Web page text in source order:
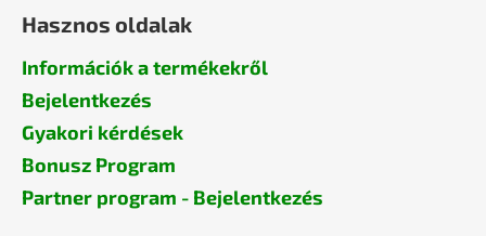
Hasznos oldalak
Információk a termékekről
Bejelentkezés
Gyakori kérdések
Bonusz Program
Partner program - Bejelentkezés